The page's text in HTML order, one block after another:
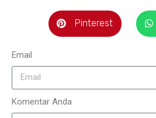
Pinterest
Email
Komentar Anda